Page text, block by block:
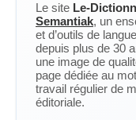
Le site Le-
Semantiak, un
et d’outils de
depuis plus de 30
une image de
page dédiée au mot
travail régulier de
éditoriale.